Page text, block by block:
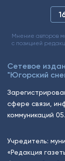
Мнение авторов
с позицией
Сетевое
"Югорский
сфере связи,
коммуникаций
Учредитель:
«Редакция